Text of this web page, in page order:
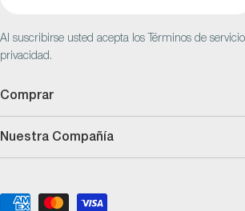
Al suscribirse usted acepta los Términos de
privacidad.
Comprar
Nuestra Compañía
Métodos